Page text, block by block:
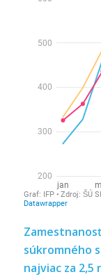
súkromného
najviac za 2,5